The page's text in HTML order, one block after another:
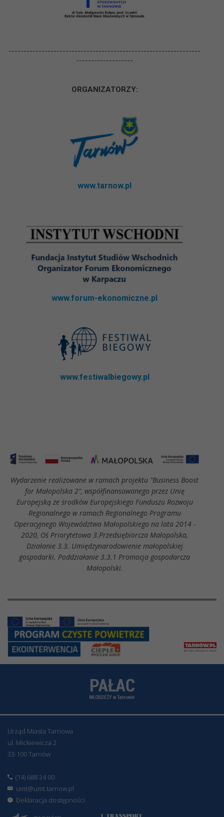
----------------------------------------------------------------
-------------------
ORGANIZATORZY:
www.tarnow.pl
www.forum-ekonomiczne.pl
www.festiwalbiegowy.pl
Wydarzenie realizowane w ramach projektu "Business Boost
for Małopolska 2", współfinansowanego przez Unię
Europejską ze środków Europejskiego Funduszu Rozwoju
Regionalnego w ramach Regionalnego Programu
Operacyjnego Województwa Małopolskiego na lata 2014 -
2020, Oś Priorytetowa 3.Przedsiębiorcza Małopolska,
Działanie 3.3. Umiędzynarodowienie małopolskiej
gospodarki. Poddziałanie 3.3.1 Promocja gospodarcza
Małopolski.
Urząd Miasta Tarnowa
ul. Mickiewicza 2
33-100 Tarnów
(14) 688 24 00
umt@umt.tarnow.pl
Deklaracja dostępności